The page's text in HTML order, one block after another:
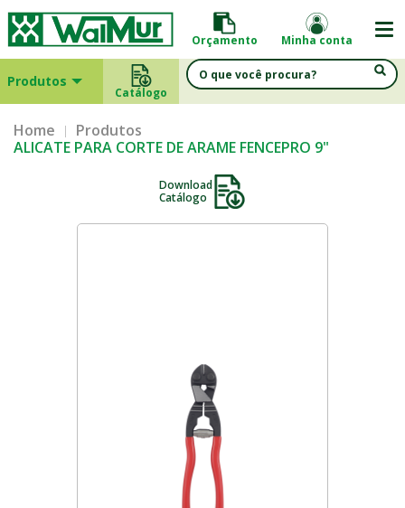
Orçamento Minha conta
Produtos
Catálogo
Home
Produtos
ALICATE PARA CORTE DE ARAME FENCEPRO 9"
Download
Catálogo